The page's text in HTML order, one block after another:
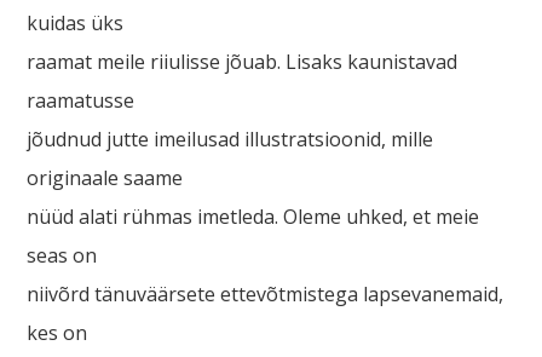
kuidas üks
raamat meile riiulisse jõuab. Lisaks kaunistavad
raamatusse
jõudnud jutte imeilusad illustratsioonid, mille
originaale saame
nüüd alati rühmas imetleda. Oleme uhked, et meie
seas on
niivõrd tänuväärsete ettevõtmistega lapsevanemaid,
kes on